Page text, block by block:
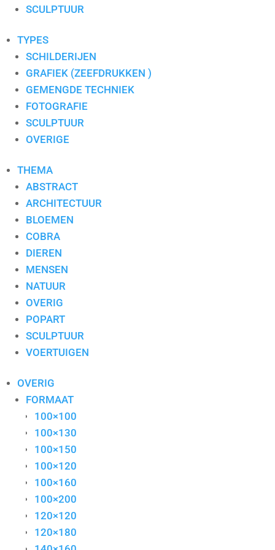
S. PAULISSEN
SJER JACOBS
SUSAN RUITER
THEO KOSTER
THEO ONNES
TINEKE ROIJMANS
VAN DAM
VAN DER MADE
WIL WILLEMSE
SCULPTUUR
TYPES
SCHILDERIJEN
GRAFIEK (ZEEFDRUKKEN )
GEMENGDE TECHNIEK
FOTOGRAFIE
SCULPTUUR
OVERIGE
THEMA
ABSTRACT
ARCHITECTUUR
BLOEMEN
COBRA
DIEREN
MENSEN
NATUUR
OVERIG
POPART
SCULPTUUR
VOERTUIGEN
OVERIG
FORMAAT
100×100
100×130
100×150
100×120
100×160
100×200
120×120
120×180